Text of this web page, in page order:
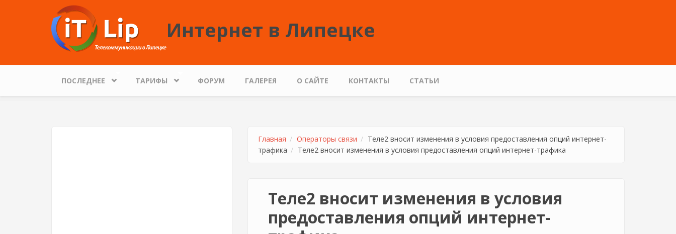
Перейти к основному содержанию
Интернет в Липецке
ПОСЛЕДНЕЕ ТАРИФЫ ФОРУМ ГАЛЕРЕЯ О САЙТЕ КОНТАКТЫ СТАТЬИ
Главная Операторы связи
Теле2 вносит изменения в условия предоставления опций интернет-
трафика
Теле2 вносит изменения в условия предоставления опций интернет-трафика
Теле2 вносит изменения в условия
предоставления опций интернет-